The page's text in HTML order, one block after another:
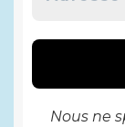
Nous ne